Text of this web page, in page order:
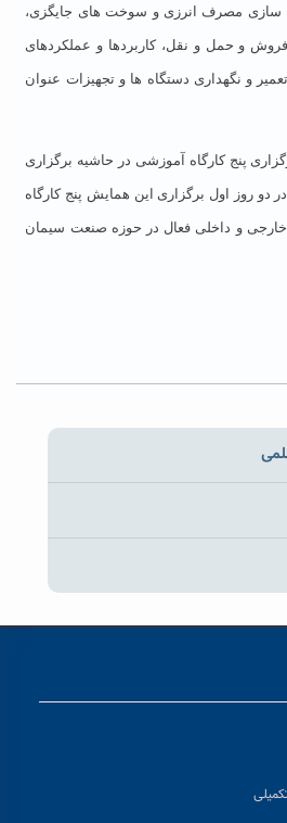
سازی مصرف انرزی و سوخت های جایگزی،
و حمل و نقل، کاربردها و عملکردهای
و نگهداری دستگاه ها و تجهیزات عنوان
پنج کارگاه آموزشی در حاشیه برگزاری
در دو روز اول برگزاری این همایش پنج کارگاه
و داخلی فعال در حوزه صنعت سیمان